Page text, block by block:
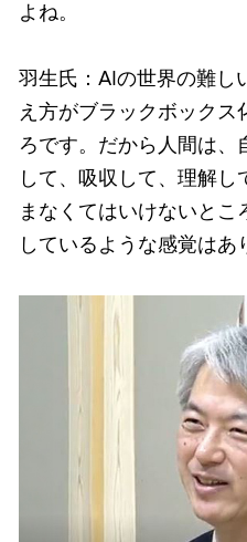
よね。
羽生氏：AIの世界の難し
え方がブラックボックス
ろです。だから人間は、
して、吸収して、理解
まなくてはいけないと
しているような感覚はあ